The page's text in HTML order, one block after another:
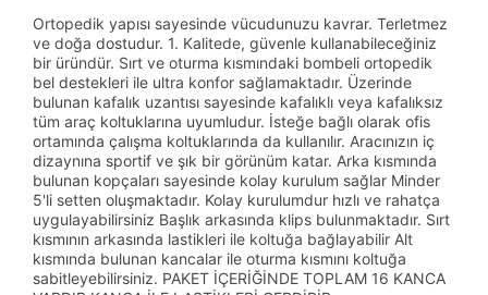
Ortopedik yapısı sayesinde vücudunuzu kavrar. Terletmez
ve doğa dostudur. 1. Kalitede, güvenle kullanabileceğiniz
bir üründür. Sırt ve oturma kısmındaki bombeli ortopedik
bel destekleri ile ultra konfor sağlamaktadır. Üzerinde
bulunan kafalık uzantısı sayesinde kafalıklı veya kafalıksız
tüm araç koltuklarına uyumludur. İsteğe bağlı olarak ofis
ortamında çalışma koltuklarında da kullanılır. Aracınızın iç
dizaynına sportif ve şık bir görünüm katar. Arka kısmında
bulunan kopçaları sayesinde kolay kurulum sağlar Minder
5'li setten oluşmaktadır. Kolay kurulumdur hızlı ve rahatça
uygulayabilirsiniz Başlık arkasında klips bulunmaktadır. Sırt
kısmının arkasında lastikleri ile koltuğa bağlayabilir Alt
kısmında bulunan kancalar ile oturma kısmını koltuğa
sabitleyebilirsiniz. PAKET İÇERİĞİNDE TOPLAM 16 KANCA